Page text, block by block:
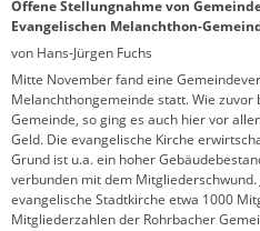
Offene Stellungnahme von
Evangelischen Melanchthon-
von Hans-Jürgen Fuchs
Mitte November fand eine
Melanchthongemeinde statt. Wie
Gemeinde, so ging es auch hier vor
Geld. Die evangelische Kirche
Grund ist u.a. ein hoher
verbunden mit dem Mitgliederschwund.
evangelische Stadtkirche etwa 1000
Mitgliederzahlen der Rohrbacher